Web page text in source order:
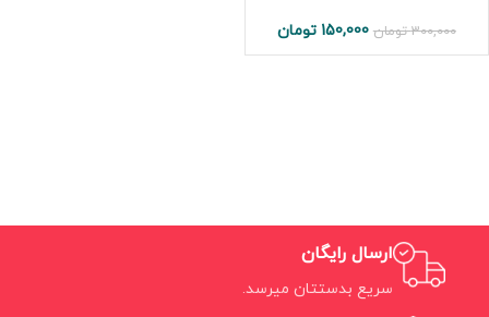
300,000 تومان 150,000 تومان
ارسال رایگان
سریع بدستتان میرسد.